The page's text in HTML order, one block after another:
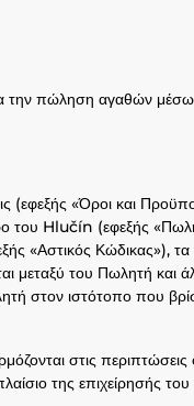
την πώληση αγαθών
(εφεξής «Όροι και
του Hlučín (εφεξής
«Αστικός Κώδικας»),
μεταξύ του Πωλητή και
στον ιστότοπο που
στις
της επιχείρησής